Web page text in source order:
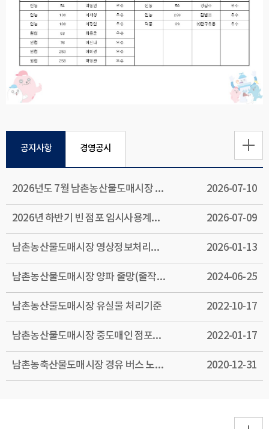
공지사항
2026년도 7월 남촌농산물도매시장 운영 안내 2026-07-10
2026년 하반기 빈 점포 임시사용계획 알림 2026-07-09
남촌농산물도매시장 영상정보처리기기(CCTV) 관리·운영 방침 알림(2026.1.9.) 2026-01-13
남촌농산물도매시장 양파 줄망(줄작업망) 반입금지 안내 2024-06-25
남촌농산물도매시장 유실물 처리기준 2022-10-17
남촌농산물도매시장 중도매인 점포배치도 2022-01-17
남촌농축산물도매시장 경유 버스 노선도 2020-12-31
경영공시